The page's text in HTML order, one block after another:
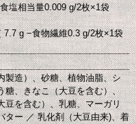
塩相当量0.009 g/2枚×1袋
g −食物繊維0.3 g/2枚×1袋
製造）、砂糖、植物油脂、シ
糖、きなこ（大豆を含む）、
豆を含む）、乳糖、マーガリ
ター ／ 乳化剤（大豆由来)、着